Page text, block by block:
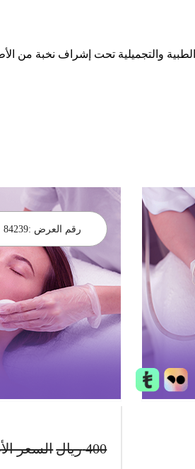
والتجميلية تحت إشراف نخبة من
رقم العرض :84239
400 ريالالسعر